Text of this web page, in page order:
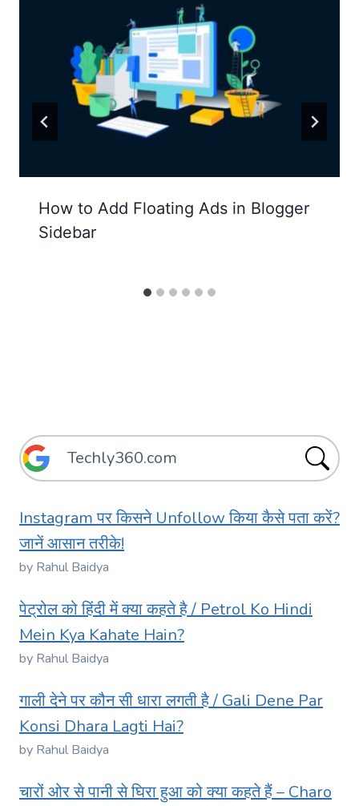
How to Add Floating Ads in Blogger
Sidebar
Instagram पर किसने Unfollow किया कैसे पता करें?
जानें आसान तरीके!
by Rahul Baidya
पेट्रोल को हिंदी में क्या कहते है / Petrol Ko Hindi
Mein Kya Kahate Hain?
by Rahul Baidya
गाली देने पर कौन सी धारा लगती है / Gali Dene Par
Konsi Dhara Lagti Hai?
by Rahul Baidya
चारों ओर से पानी से घिरा हुआ को क्या कहते हैं – Charo